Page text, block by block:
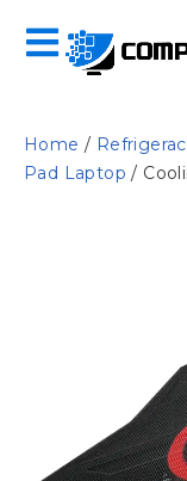
Home /
Pad Laptop /